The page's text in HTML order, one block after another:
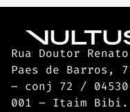
Rua Doutor Renato
Paes de Barros,
– conj 72 /
001 – Itaim Bibi.